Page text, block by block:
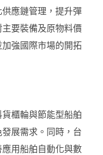
應鏈管理，提升彈
要裝備及原物料價
強國際市場的開拓
櫃輪與節能型船舶
展需求。同時，台
用船舶自動化與數